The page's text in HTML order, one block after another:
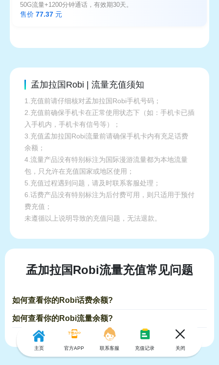
50G流量+1200分钟通话，有效期30天。
售价 77.37 元
孟加拉国Robi | 流量充值须知
1.充值前请仔细核对孟加拉国Robi手机号码；
2.充值前确保手机卡在正常使用状态下（如：手机卡已插
入手机内，手机卡有信号等）；
3.充值孟加拉国Robi流量前请确保手机卡内有充足话费
余额；
4.流量产品没有特别标注为国际漫游流量都为本地流量
包，只允许在充值国家或地区使用；
5.充值过程遇到问题，请及时联系客服处理；
6.话费产品没有特别标注为后付费可用，则只适用于预付
费充值；
未遵循以上说明导致的充值问题，无法退款。
孟加拉国Robi流量充值常见问题
如何查看你的Robi话费余额?
如何查看你的Robi流量余额?
主页 官方APP 联系客服 充值记录 关闭